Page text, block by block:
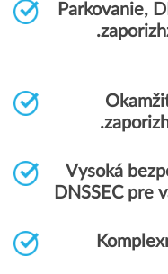
Parkovanie,
Vysoká
DNSSEC pre